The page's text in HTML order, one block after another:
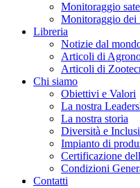
Monitoraggio
Monitoraggio dei
Libreria
Notizie dal
Articoli di
Articoli di
Chi siamo
Obiettivi e Valori
La nostra
La nostra storia
Diversità e
Impianto di
Certificazione
Condizioni
Contatti